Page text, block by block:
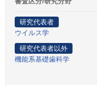
研究代表者
ウイルス学
研究代表者以外
機能系基礎歯科学